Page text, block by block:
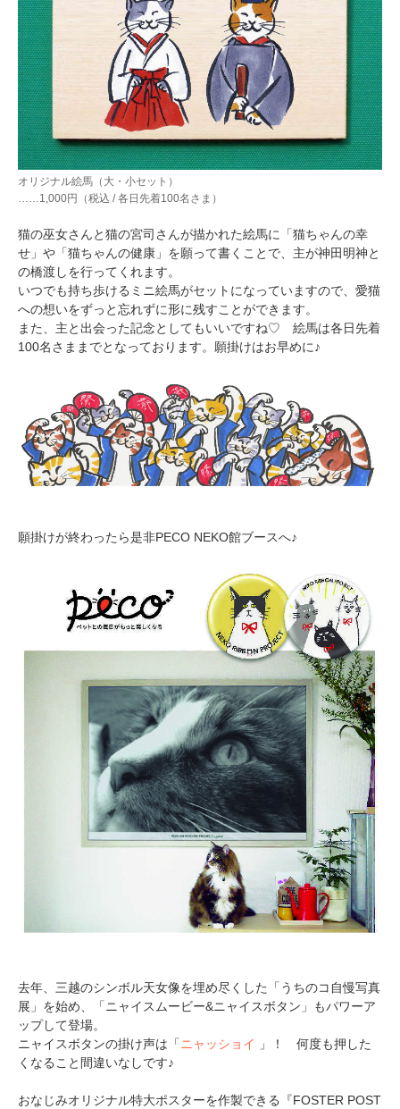
オリジナル絵馬（大・小セット）
……1,000円（税込 / 各日先着100名さま）
猫の巫女さんと猫の宮司さんが描かれた絵馬に「猫ちゃんの幸
せ」や「猫ちゃんの健康」を願って書くことで、主が神田明神と
の橋渡しを行ってくれます。
いつでも持ち歩けるミニ絵馬がセットになっていますので、愛猫
への想いをずっと忘れずに形に残すことができます。
また、主と出会った記念としてもいいですね♡ 絵馬は各日先着
100名さままでとなっております。願掛けはお早めに♪
願掛けが終わったら是非PECO NEKO館ブースへ♪
去年、三越のシンボル天女像を埋め尽くした「うちのコ自慢写真
展」を始め、「ニャイスムービー&ニャイスボタン」もパワーア
ップして登場。
ニャイスボタンの掛け声は「 ニャッショイ
」！ 何度も押した
くなること間違いなしです♪
おなじみオリジナル特大ポスターを作製できる『FOSTER POST